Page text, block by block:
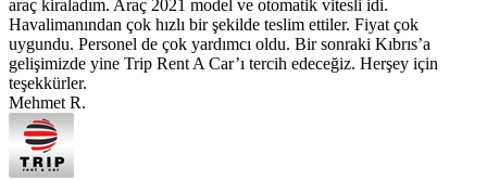
araç kiraladım. Araç 2021 model ve otomatik vitesli idi.
Havalimanından çok hızlı bir şekilde teslim ettiler. Fiyat çok
uygundu. Personel de çok yardımcı oldu. Bir sonraki Kıbrıs’a
gelişimizde yine Trip Rent A Car’ı tercih edeceğiz. Herşey için
teşekkürler.
Mehmet R.